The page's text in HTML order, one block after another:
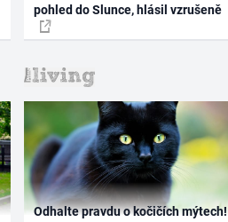
pohled do Slunce, hlásil vzrušeně
Odhalte pravdu o kočičích mýtech!